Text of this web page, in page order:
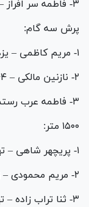
۳- فاطمه سر افراز – یزد – ۱.۶۵ متر
پرش سه گام:
۱- مریم کاظمی – یزد – ۱۳.۴۶ متر
۲- نازنین مالکی – ۱۱.۴۴ متر
۳- فاطمه عرب رستمی – تهران – ۱۱.۲۴ متر
۱۵۰۰ متر:
۱- پریچهر شاهی – تهران – ۴:۳۸.۶۹ دقیقه
۲- مریم محمودی – زنجان – ۵:۰۵.۳۱ دقیقه
۳- ثنا تراب زاده – تهران – ۵:۱۳.۱۸ دقیقه